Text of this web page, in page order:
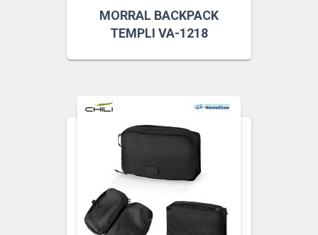
MORRAL BACKPACK
TEMPLI VA-1218